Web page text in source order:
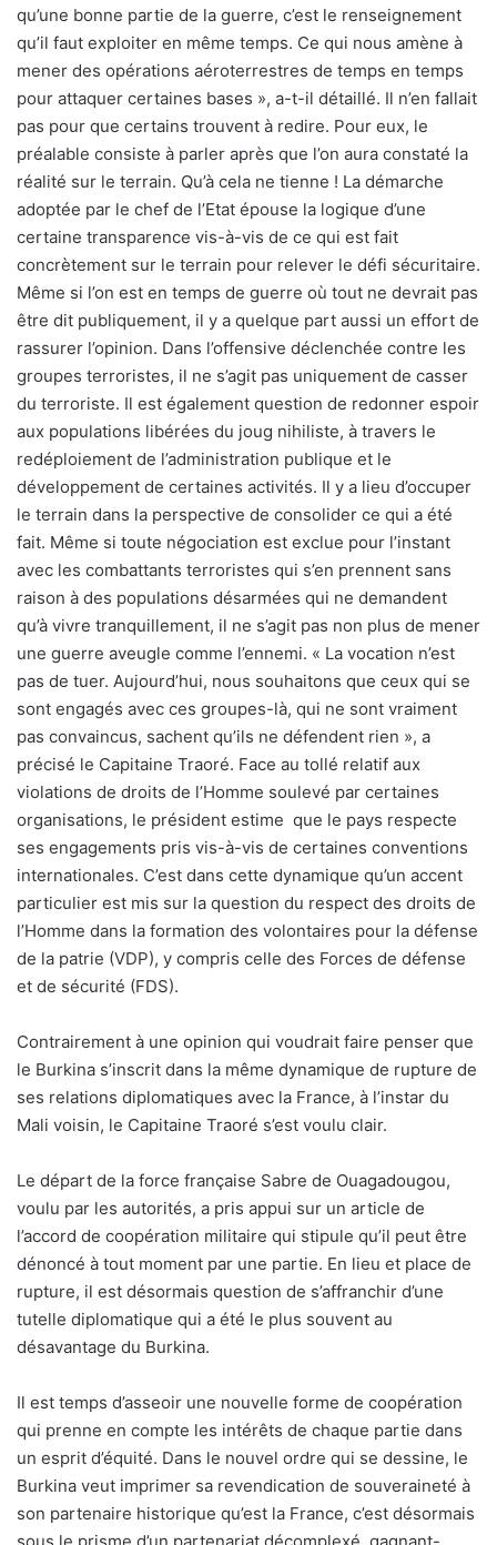
qu’une bonne partie de la guerre, c’est le renseignement
qu’il faut exploiter en même temps. Ce qui nous amène à
mener des opérations aéroterrestres de temps en temps
pour attaquer certaines bases », a-t-il détaillé. Il n’en fallait
pas pour que certains trouvent à redire. Pour eux, le
préalable consiste à parler après que l’on aura constaté la
réalité sur le terrain. Qu’à cela ne tienne ! La démarche
adoptée par le chef de l’Etat épouse la logique d’une
certaine transparence vis-à-vis de ce qui est fait
concrètement sur le terrain pour relever le défi sécuritaire.
Même si l’on est en temps de guerre où tout ne devrait pas
être dit publiquement, il y a quelque part aussi un effort de
rassurer l’opinion. Dans l’offensive déclenchée contre les
groupes terroristes, il ne s’agit pas uniquement de casser
du terroriste. Il est également question de redonner espoir
aux populations libérées du joug nihiliste, à travers le
redéploiement de l’administration publique et le
développement de certaines activités. Il y a lieu d’occuper
le terrain dans la perspective de consolider ce qui a été
fait. Même si toute négociation est exclue pour l’instant
avec les combattants terroristes qui s’en prennent sans
raison à des populations désarmées qui ne demandent
qu’à vivre tranquillement, il ne s’agit pas non plus de mener
une guerre aveugle comme l’ennemi. « La vocation n’est
pas de tuer. Aujourd’hui, nous souhaitons que ceux qui se
sont engagés avec ces groupes-là, qui ne sont vraiment
pas convaincus, sachent qu’ils ne défendent rien », a
précisé le Capitaine Traoré. Face au tollé relatif aux
violations de droits de l’Homme soulevé par certaines
organisations, le président estime que le pays respecte
ses engagements pris vis-à-vis de certaines conventions
internationales. C’est dans cette dynamique qu’un accent
particulier est mis sur la question du respect des droits de
l’Homme dans la formation des volontaires pour la défense
de la patrie (VDP), y compris celle des Forces de défense
et de sécurité (FDS).
Contrairement à une opinion qui voudrait faire penser que
le Burkina s’inscrit dans la même dynamique de rupture de
ses relations diplomatiques avec la France, à l’instar du
Mali voisin, le Capitaine Traoré s’est voulu clair.
Le départ de la force française Sabre de Ouagadougou,
voulu par les autorités, a pris appui sur un article de
l’accord de coopération militaire qui stipule qu’il peut être
dénoncé à tout moment par une partie. En lieu et place de
rupture, il est désormais question de s’affranchir d’une
tutelle diplomatique qui a été le plus souvent au
désavantage du Burkina.
Il est temps d’asseoir une nouvelle forme de coopération
qui prenne en compte les intérêts de chaque partie dans
un esprit d’équité. Dans le nouvel ordre qui se dessine, le
Burkina veut imprimer sa revendication de souveraineté à
son partenaire historique qu’est la France, c’est désormais